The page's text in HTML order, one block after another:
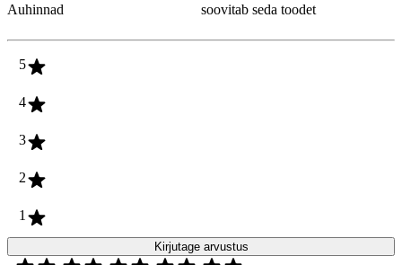
Auhinnad
soovitab seda toodet
5
4
3
2
1
Kirjutage arvustus